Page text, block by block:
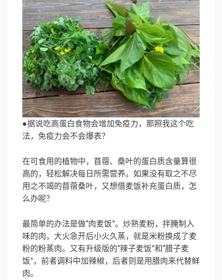
●据说吃高蛋白食物会增加免疫力，那照我这个吃
法，免疫力会不会爆表？
在可食用的植物中，苜蓿、桑叶的蛋白质含量算很
高的，轻松解决每日所需营养。如果没有取之不尽
用之不竭的苜蓿桑叶，又想借麦饭补充蛋白质，怎
么办呢？
最简单的办法是做“肉麦饭”。炒熟麦粉，拌腌制入
味的肉，大火急开后小火久蒸，就是米粉换成了麦
粉的粉蒸肉。又有升级版的“辣子麦饭”和“腊子麦
饭”，前者调料中加辣椒，后者则是用腊肉来代替鲜
肉。